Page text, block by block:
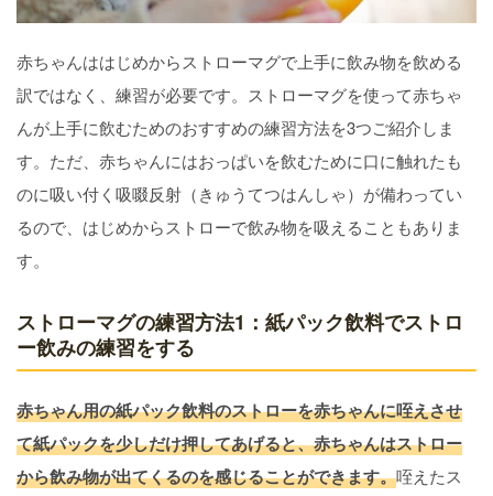
赤ちゃんははじめからストローマグで上手に飲み物を飲める
訳ではなく、練習が必要です。ストローマグを使って赤ちゃ
んが上手に飲むためのおすすめの練習方法を3つご紹介しま
す。ただ、赤ちゃんにはおっぱいを飲むために口に触れたも
のに吸い付く吸啜反射（きゅうてつはんしゃ）が備わってい
るので、はじめからストローで飲み物を吸えることもありま
す。
ストローマグの練習方法1：紙パック飲料でストロ
ー飲みの練習をする
赤ちゃん用の紙パック飲料のストローを赤ちゃんに咥えさせ
て紙パックを少しだけ押してあげると、赤ちゃんはストロー
から飲み物が出てくるのを感じることができます。咥えたス